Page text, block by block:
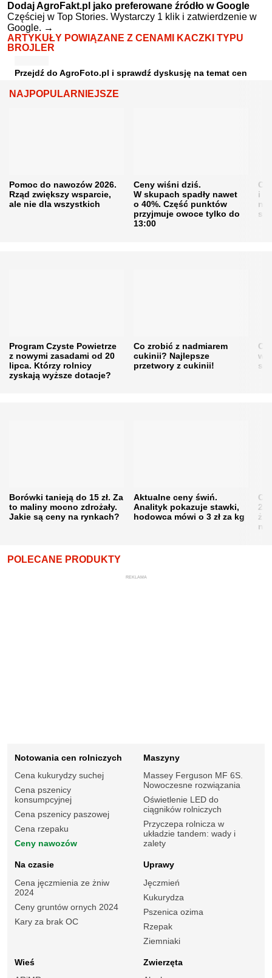
Dodaj AgroFakt.pl jako preferowane źródło w Google
Częściej w Top Stories. Wystarczy 1 klik i zatwierdzenie w
Google. →
ARTYKUŁY POWIĄZANE Z CENAMI KACZKI TYPU
BROJLER
Przejdź do AgroFoto.pl i sprawdź dyskusję na temat cen
NAJPOPULARNIEJSZE
Pomoc do nawozów 2026.
Rząd zwiększy wsparcie,
ale nie dla wszystkich
Ceny wiśni dziś.
W skupach spadły nawet
o 40%. Część punktów
przyjmuje owoce tylko do
13:00
i
Program Czyste Powietrze
z nowymi zasadami od 20
lipca. Którzy rolnicy
zyskają wyższe dotacje?
Co zrobić z nadmiarem
cukinii? Najlepsze
przetwory z cukinii!
w
Borówki tanieją do 15 zł. Za
to maliny mocno zdrożały.
Jakie są ceny na rynkach?
Aktualne ceny świń.
Analityk pokazuje stawki,
hodowca mówi o 3 zł za kg
POLECANE PRODUKTY
REKLAMA
Notowania cen rolniczych
Cena kukurydzy suchej
Cena pszenicy
konsumpcyjnej
Cena pszenicy paszowej
Cena rzepaku
Ceny nawozów
Maszyny
Massey Ferguson MF 6S.
Nowoczesne rozwiązania
Oświetlenie LED do
ciągników rolniczych
Przyczepa rolnicza w
układzie tandem: wady i
zalety
Na czasie
Cena jęczmienia ze żniw
2024
Ceny gruntów ornych 2024
Kary za brak OC
Uprawy
Jęczmień
Kukurydza
Pszenica ozima
Rzepak
Ziemniaki
Wieś
Zwierzęta